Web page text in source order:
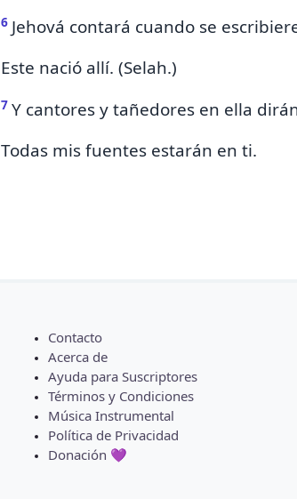
6 Jehová contará cuando se
Este nació allí. (Selah.)
7 Y cantores y tañedores en ella
Todas mis fuentes estarán en ti.
Contacto
Acerca de
Ayuda para Suscriptores
Términos y Condiciones
Música Instrumental
Política de Privacidad
Donación 💜